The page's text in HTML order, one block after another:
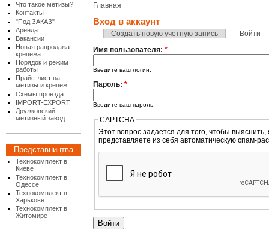
Что такое метизы?
Контакты
"Под ЗАКАЗ"
Аренда
Вакансии
Новая рапродажа
крепежа
Порядок и режим
работы
Прайс-лист на
метизы и крепеж
Схемы проезда
IMPORT-EXPORT
Дружковский
метизный завод
Представництва
Технокомплект в
Киеве
Технокомплект в
Одессе
Технокомплект в
Харькове
Технокомплект в
Житомире
Главная
Вход в аккаунт
Создать новую учетную запись
Войти
Имя пользователя: *
Введите ваш логин.
Пароль: *
Введите ваш пароль.
CAPTCHA
Этот вопрос задается для того, чтобы выяснить,
представляете из себя автоматическую спам-